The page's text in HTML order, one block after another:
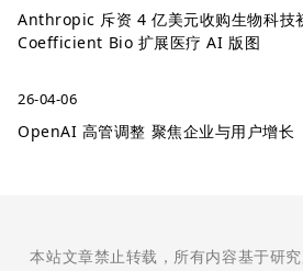
Anthropic 斥资 4 亿美元收购生物科技
Coefficient Bio 扩展医疗 AI 版图
26-04-06
OpenAI 高管调整 聚焦企业与用户增长
本站文章禁止转载，所有内容基于研